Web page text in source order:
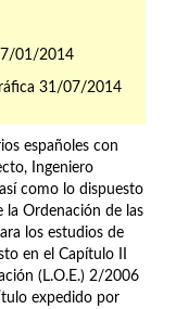
01/2014
31/07/2014
españoles con
Ingeniero
como lo dispuesto
Ordenación de las
los estudios de
en el Capítulo II
(L.O.E.) 2/2006
expedido por